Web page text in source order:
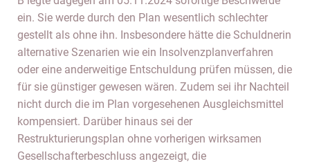
ein. Sie werde durch den Plan wesentlich schlechter
gestellt als ohne ihn. Insbesondere hätte die Schuldnerin
alternative Szenarien wie ein Insolvenzplanverfahren
oder eine anderweitige Entschuldung prüfen müssen, die
für sie günstiger gewesen wären. Zudem sei ihr Nachteil
nicht durch die im Plan vorgesehenen Ausgleichsmittel
kompensiert. Darüber hinaus sei der
Restrukturierungsplan ohne vorherigen wirksamen
Gesellschafterbeschluss angezeigt, die